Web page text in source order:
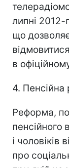
липні 2012-
що
в
4.
Реформа,
пенсійного
і чоловіків
про